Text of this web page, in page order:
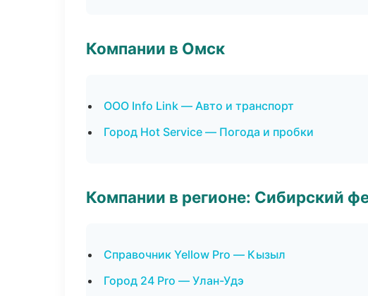
Компании в Омск
ООО Info Link — Авто и транспорт
Город Hot Service — Погода и пробки
Компании в регионе: Сибирский
Справочник Yellow Pro — Кызыл
Город 24 Pro — Улан-Удэ